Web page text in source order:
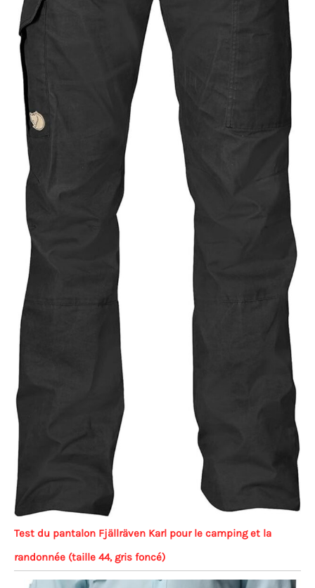
Test du pantalon Fjällräven Karl pour le camping et la
randonnée (taille 44, gris foncé)